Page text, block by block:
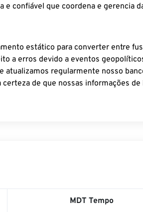
e confiável que coordena e gerencia
estático para converter entre
a erros devido a eventos
atualizamos regularmente nosso
de que nossas informações de
MDT Tempo